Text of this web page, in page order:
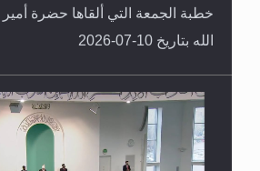
خطبة الجمعة التي ألقاها حضرة أمير
الله بتاريخ 10-07-2026